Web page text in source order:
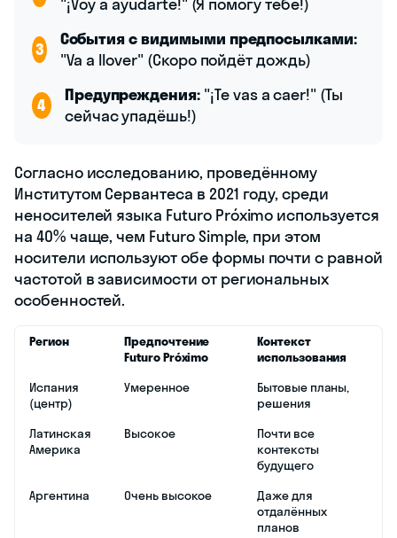
3
События с видимыми предпосылками:
"Va a llover" (Скоро пойдёт дождь)
4
Предупреждения: "¡Te vas a caer!" (Ты
сейчас упадёшь!)
Согласно исследованию, проведённому
Институтом Сервантеса в 2021 году, среди
неносителей языка Futuro Próximo используется
на 40% чаще, чем Futuro Simple, при этом
носители используют обе формы почти с равной
частотой в зависимости от региональных
особенностей.
Регион
Предпочтение
Futuro Próximo
Контекст
использования
Испания
(центр)
Умеренное
Бытовые планы,
решения
Латинская
Америка
Высокое
Почти все
контексты
будущего
Аргентина
Очень высокое
Даже для
отдалённых
планов